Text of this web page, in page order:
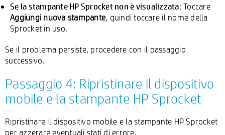
Se la stampante HP Sprocket non è visualizzata: Toccare
Aggiungi nuova stampante, quindi toccare il nome della
Sprocket in uso.
Se il problema persiste, procedere con il passaggio
successivo.
Passaggio 4: Ripristinare il dispositivo
mobile e la stampante HP Sprocket
Ripristinare il dispositivo mobile e la stampante HP Sprocket
per azzerare eventuali stati di errore.